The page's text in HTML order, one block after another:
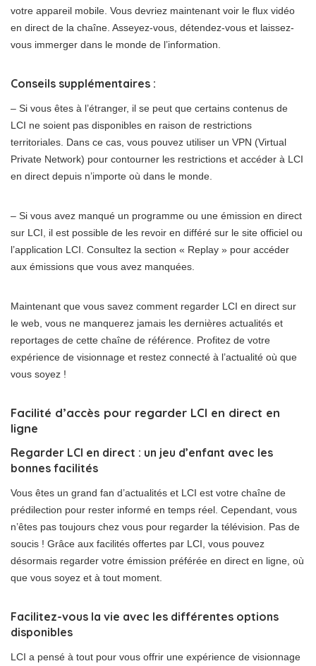
votre appareil mobile. Vous devriez maintenant voir le flux vidéo
en direct de la chaîne. Asseyez-vous, détendez-vous et laissez-
vous immerger dans le monde de l’information.
Conseils supplémentaires :
– Si vous êtes à l’étranger, il se peut que certains contenus de
LCI ne soient pas disponibles en raison de restrictions
territoriales. Dans ce cas, vous pouvez utiliser un VPN (Virtual
Private Network) pour contourner les restrictions et accéder à LCI
en direct depuis n’importe où dans le monde.
– Si vous avez manqué un programme ou une émission en direct
sur LCI, il est possible de les revoir en différé sur le site officiel ou
l’application LCI. Consultez la section « Replay » pour accéder
aux émissions que vous avez manquées.
Maintenant que vous savez comment regarder LCI en direct sur
le web, vous ne manquerez jamais les dernières actualités et
reportages de cette chaîne de référence. Profitez de votre
expérience de visionnage et restez connecté à l’actualité où que
vous soyez !
Facilité d’accès pour regarder LCI en direct en
ligne
Regarder LCI en direct : un jeu d’enfant avec les
bonnes facilités
Vous êtes un grand fan d’actualités et LCI est votre chaîne de
prédilection pour rester informé en temps réel. Cependant, vous
n’êtes pas toujours chez vous pour regarder la télévision. Pas de
soucis ! Grâce aux facilités offertes par LCI, vous pouvez
désormais regarder votre émission préférée en direct en ligne, où
que vous soyez et à tout moment.
Facilitez-vous la vie avec les différentes options
disponibles
LCI a pensé à tout pour vous offrir une expérience de visionnage